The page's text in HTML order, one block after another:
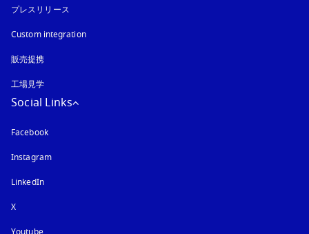
プレスリリース
Custom integration
販売提携
工場見学
Social Links
Facebook
Instagram新しいタブに表示されます
LinkedIn
X